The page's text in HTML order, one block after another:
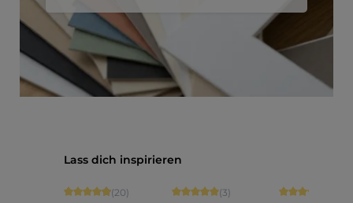
Produktgalerie überspringen
Lass dich inspirieren
Durchschnittliche Bewertung von 4.9 von 5 Sternen
(20)
Durchschnittliche Bewertung von 5
(3)